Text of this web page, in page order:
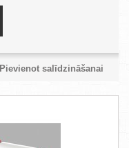
Pievienot salīdzināšanai